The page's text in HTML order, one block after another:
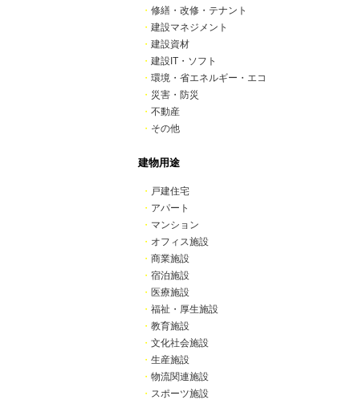
・ 修繕・改修・テナント
・ 建設マネジメント
・ 建設資材
・ 建設IT・ソフト
・ 環境・省エネルギー・エコ
・ 災害・防災
・ 不動産
・ その他
建物用途
・ 戸建住宅
・ アパート
・ マンション
・ オフィス施設
・ 商業施設
・ 宿泊施設
・ 医療施設
・ 福祉・厚生施設
・ 教育施設
・ 文化社会施設
・ 生産施設
・ 物流関連施設
・ スポーツ施設